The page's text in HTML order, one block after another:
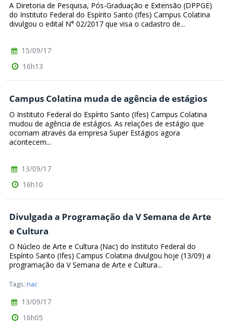
A Diretoria de Pesquisa, Pós-Graduação e Extensão (DPPGE)
do Instituto Federal do Espírito Santo (Ifes) Campus Colatina
divulgou o edital N° 02/2017 que visa o cadastro de...
15/09/17
16h13
Campus Colatina muda de agência de estágios
O Instituto Federal do Espírito Santo (Ifes) Campus Colatina
mudou de agência de estágios. As relações de estágio que
ocorriam através da empresa Super Estágios agora
acontecem...
13/09/17
16h10
Divulgada a Programação da V Semana de Arte
e Cultura
O Núcleo de Arte e Cultura (Nac) do Instituto Federal do
Espírito Santo (Ifes) Campus Colatina divulgou hoje (13/09) a
programação da V Semana de Arte e Cultura...
Tags: nac
13/09/17
16h05